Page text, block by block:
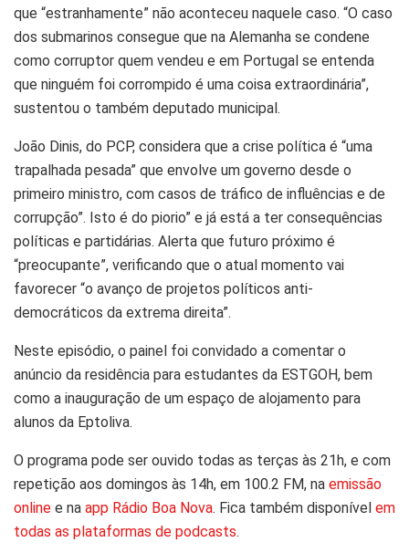
que “estranhamente” não aconteceu naquele caso. “O caso
dos submarinos consegue que na Alemanha se condene
como corruptor quem vendeu e em Portugal se entenda
que ninguém foi corrompido é uma coisa extraordinária”,
sustentou o também deputado municipal.
João Dinis, do PCP, considera que a crise política é “uma
trapalhada pesada” que envolve um governo desde o
primeiro ministro, com casos de tráfico de influências e de
corrupção”. Isto é do piorio” e já está a ter consequências
políticas e partidárias. Alerta que futuro próximo é
“preocupante”, verificando que o atual momento vai
favorecer “o avanço de projetos políticos anti-
democráticos da extrema direita”.
Neste episódio, o painel foi convidado a comentar o
anúncio da residência para estudantes da ESTGOH, bem
como a inauguração de um espaço de alojamento para
alunos da Eptoliva.
O programa pode ser ouvido todas as terças às 21h, e com
repetição aos domingos às 14h, em 100.2 FM, na emissão
online e na app Rádio Boa Nova. Fica também disponível em
todas as plataformas de podcasts.